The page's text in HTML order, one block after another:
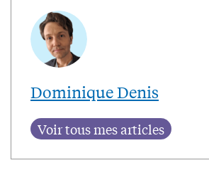
Dominique Denis